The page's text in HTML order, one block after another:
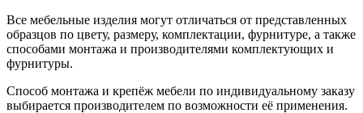
Все мебельные изделия могут отличаться от представленных
образцов по цвету, размеру, комплектации, фурнитуре, а также
способами монтажа и производителями комплектующих и
фурнитуры.
Способ монтажа и крепёж мебели по индивидуальному заказу
выбирается производителем по возможности её применения.